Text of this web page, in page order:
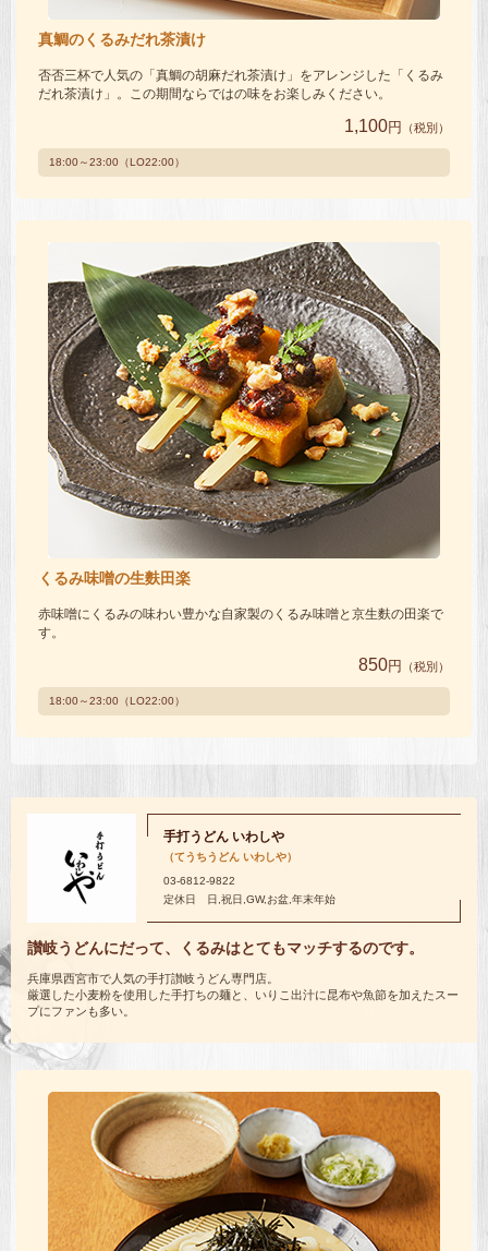
真鯛のくるみだれ茶漬け
否否三杯で人気の「真鯛の胡麻だれ茶漬け」をアレンジした「くるみ
だれ茶漬け」。この期間ならではの味をお楽しみください。
1,100円 （税別）
18:00～23:00（LO22:00）
くるみ味噌の生麩田楽
赤味噌にくるみの味わい豊かな自家製のくるみ味噌と京生麩の田楽で
す。
850円 （税別）
18:00～23:00（LO22:00）
手打うどん いわしや
（てうちうどん いわしや）
03-6812-9822
定休日 日,祝日,GW,お盆,年末年始
讃岐うどんにだって、くるみはとてもマッチするのです。
兵庫県西宮市で人気の手打讃岐うどん専門店。
厳選した小麦粉を使用した手打ちの麺と、いりこ出汁に昆布や魚節を加えたスー
プにファンも多い。